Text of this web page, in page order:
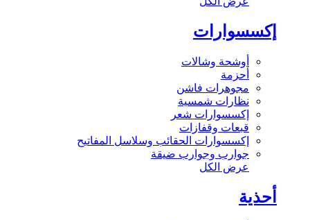
إكسسوارات
أوشحة وشالات
أحزمة
مجوهرات فاشن
نظارات شمسية
إكسسوارات شعر
قبعات وقفازات
إكسسوارات الحقائب وسلاسل المفاتيح
جوارب وجوارب ضيقة
عرض الكل
أحذية